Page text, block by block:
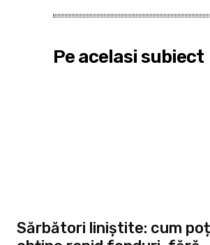
Pe acelasi subiect
Sărbători liniștite: cum